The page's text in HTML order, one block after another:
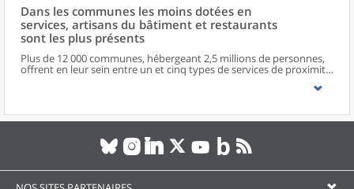
Dans les communes les moins dotées en
services, artisans du bâtiment et restaurants
sont les plus présents
Plus de 12 000 communes, hébergeant 2,5 millions de personnes,
offrent en leur sein entre un et cinq types de services de proximité.
Dans ces communes, les artisans et les restaurants sont les plus
boulangeries ou les supérettes, n’apparaissent de façon
significative que dans les communes offrant au moins dix types de
services de proximité. Quant aux services médicaux, ils sont situés
dans des communes bénéficiant d’un nombre d’équipements
encore plus large. Aux communes qui possèdent au moins un
service de proximité, s’ajoutent 1 888 communes qui n’en